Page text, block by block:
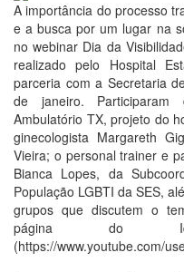
A importância do processo
e a busca por um lugar na
no webinar Dia da
realizado pelo Hospital
parceria com a Secretaria
de janeiro.
Ambulatório TX, projeto do
ginecologista Margareth
Vieira; o personal trainer e
Bianca Lopes, da
População LGBTI da SES,
grupos que discutem o
página do
(https://www.youtube.com/